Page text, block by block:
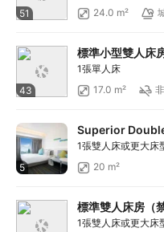
51
24.0 m²
43
標準小型雙人床
1張單人床
17.0 m²
5
Superior
1張雙人床或更大床
20 m²
標準雙人床房（
1張雙人床或更大床